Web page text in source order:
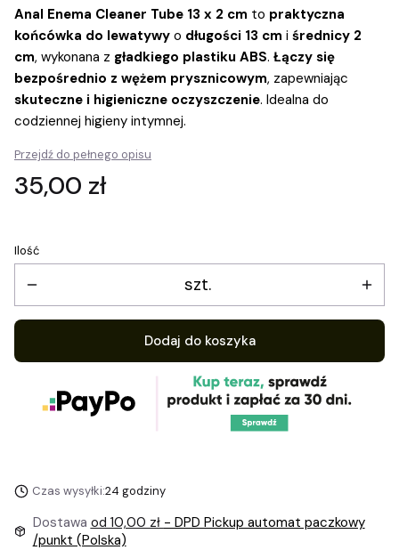
Anal Enema Cleaner Tube 13 x 2 cm to praktyczna
końcówka do lewatywy o długości 13 cm i średnicy 2
cm, wykonana z gładkiego plastiku ABS. Łączy się
bezpośrednio z wężem prysznicowym, zapewniając
skuteczne i higieniczne oczyszczenie. Idealna do
codziennej higieny intymnej.
Przejdź do pełnego opisu
Cena
35,00 zł
Ilość
szt.
Dodaj do koszyka
Czas wysyłki:24 godziny
Dostawa od 10,00 zł - DPD Pickup automat paczkowy
/punkt (Polska)